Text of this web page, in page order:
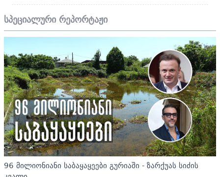
სპეციალური რეპორტაჟი
96 მილიონიანი საბაყაყეები გურიაში - ზარქუას სიძის